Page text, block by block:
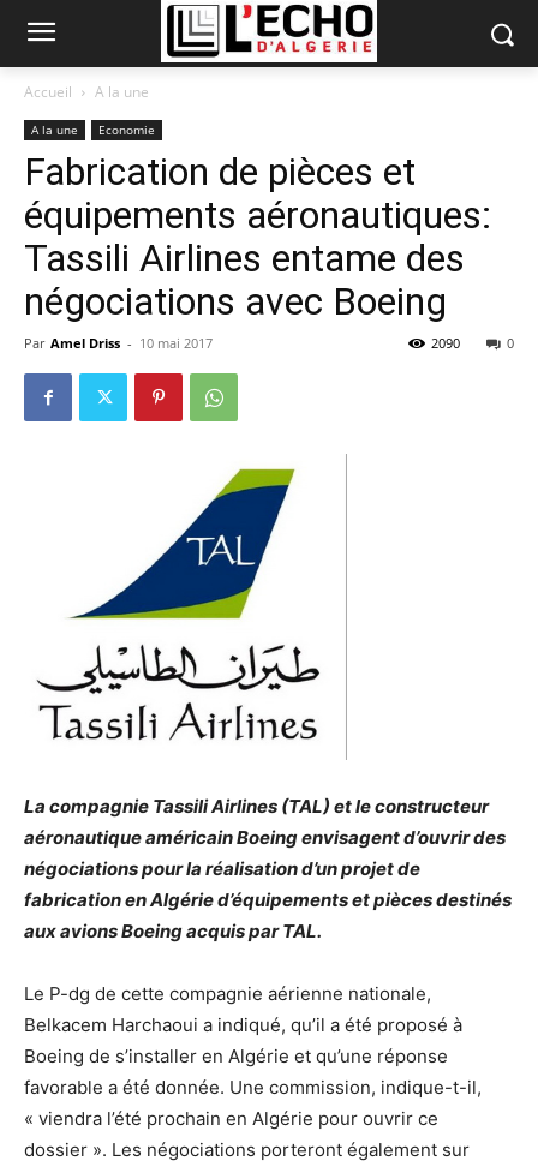
Accueil A la une
A la une Economie
Fabrication de pièces et
équipements aéronautiques:
Tassili Airlines entame des
négociations avec Boeing
Par Amel Driss - 10 mai 2017 0
2090
La compagnie Tassili Airlines (TAL) et le constructeur
aéronautique américain Boeing envisagent d’ouvrir des
négociations pour la réalisation d’un projet de
fabrication en Algérie d’équipements et pièces destinés
aux avions Boeing acquis par TAL.
Le P-dg de cette compagnie aérienne nationale,
Belkacem Harchaoui a indiqué, qu’il a été proposé à
Boeing de s’installer en Algérie et qu’une réponse
favorable a été donnée. Une commission, indique-t-il,
« viendra l’été prochain en Algérie pour ouvrir ce
dossier ». Les négociations porteront également sur